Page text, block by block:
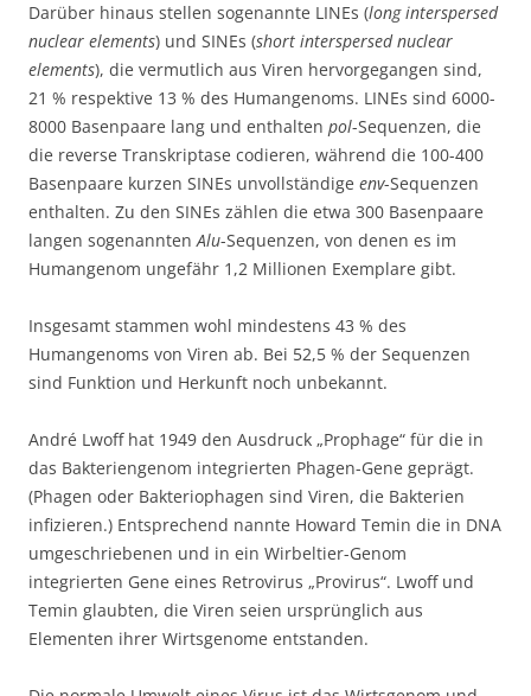
Darüber hinaus stellen sogenannte LINEs (long interspersed
nuclear elements) und SINEs (short interspersed nuclear
elements), die vermutlich aus Viren hervorgegangen sind,
21 % respektive 13 % des Humangenoms. LINEs sind 6000-
8000 Basenpaare lang und enthalten pol-Sequenzen, die
die reverse Transkriptase codieren, während die 100-400
Basenpaare kurzen SINEs unvollständige env-Sequenzen
enthalten. Zu den SINEs zählen die etwa 300 Basenpaare
langen sogenanntenAlu-Sequenzen, von denen es im
Humangenom ungefähr 1,2 Millionen Exemplare gibt.
Insgesamt stammen wohl mindestens 43 % des
Humangenoms von Viren ab. Bei 52,5 % der Sequenzen
sind Funktion und Herkunft noch unbekannt.
André Lwoff hat 1949 den Ausdruck „Prophage“ für die in
das Bakteriengenom integrierten Phagen-Gene geprägt.
(Phagen oder Bakteriophagen sind Viren, die Bakterien
infizieren.) Entsprechend nannte Howard Temin die in DNA
umgeschriebenen und in ein Wirbeltier-Genom
integrierten Gene eines Retrovirus „Provirus“. Lwoff und
Temin glaubten, die Viren seien ursprünglich aus
Elementen ihrer Wirtsgenome entstanden.